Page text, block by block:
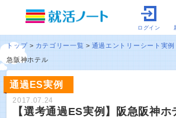
ログイン
トップ カテゴリー一覧 通過エントリーシート実例
急阪神ホテル
通過ES実例
2017.07.24
【選考通過ES実例】阪急阪神ホ